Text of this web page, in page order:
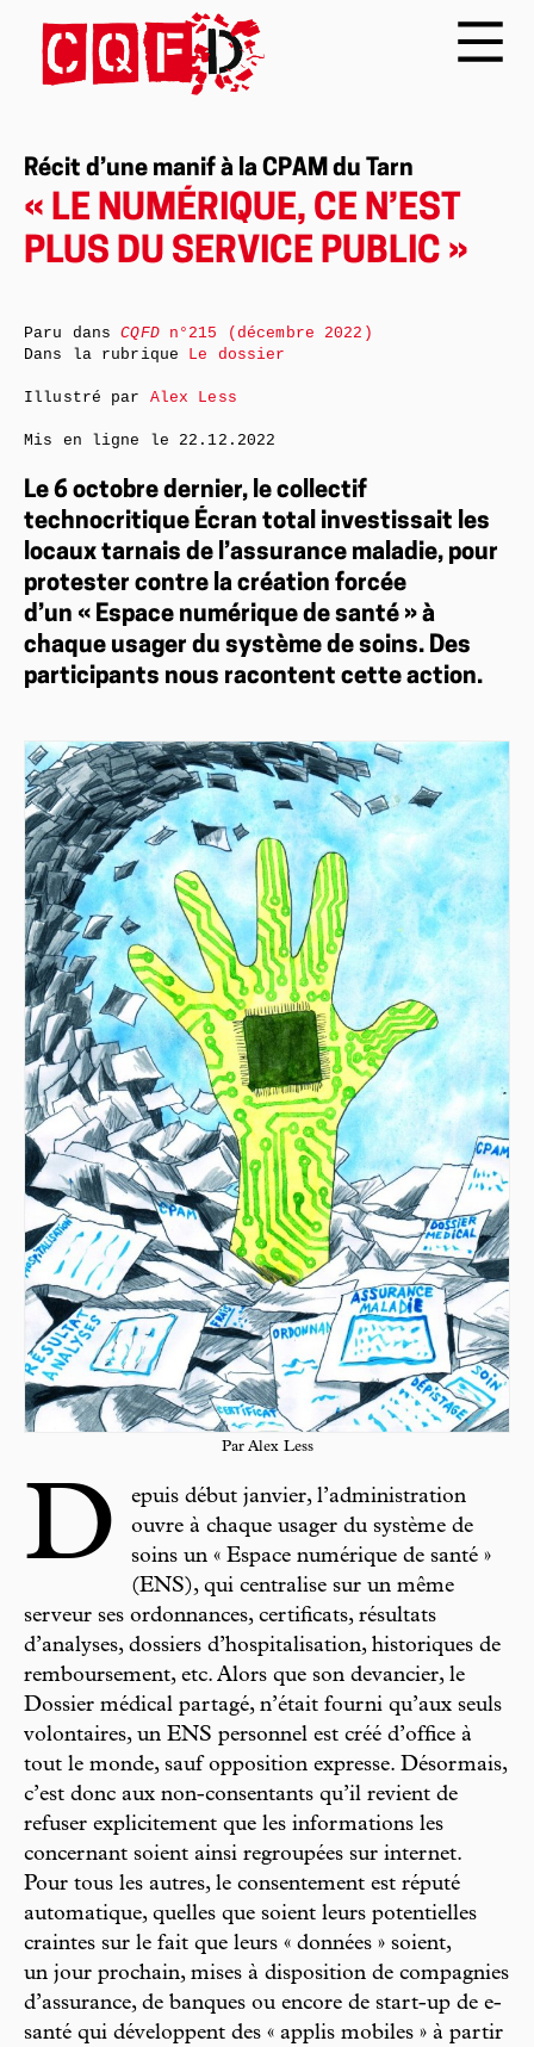
Récit d’une manif à la CPAM du Tarn
« LE NUMÉRIQUE, CE N’EST
PLUS DU SERVICE PUBLIC »
Le 6 octobre dernier, le collectif
technocritique Écran total investissait les
locaux tarnais de l’assurance maladie, pour
protester contre la création forcée
d’un « Espace numérique de santé » à
chaque usager du système de soins. Des
participants nous racontent cette action.
Par Alex Less
D
epuis début janvier, l’administration
ouvre à chaque usager du système de
soins un « Espace numérique de santé »
(ENS), qui centralise sur un même
serveur ses ordonnances, certificats, résultats
d’analyses, dossiers d’hospitalisation, historiques de
remboursement, etc. Alors que son devancier, le
Dossier médical partagé, n’était fourni qu’aux seuls
volontaires, un ENS personnel est créé d’office à
tout le monde, sauf opposition expresse. Désormais,
c’est donc aux non-consentants qu’il revient de
refuser explicitement que les informations les
concernant soient ainsi regroupées sur internet.
Pour tous les autres, le consentement est réputé
automatique, quelles que soient leurs potentielles
craintes sur le fait que leurs « données » soient,
un jour prochain, mises à disposition de compagnies
d’assurance, de banques ou encore de start-up de e-
santé qui développent des « applis mobiles » à partir
Paru dansCQFDn°215 (décembre 2022)
Dans la rubrique Le dossier
Illustré par Alex Less
Mis en ligne le 22.12.2022